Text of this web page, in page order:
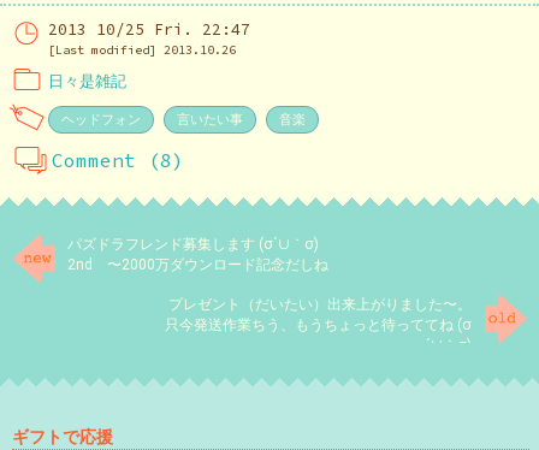
2013 10/25 Fri. 22:47
[Last modified] 2013.10.26
日々是雑記
ヘッドフォン 言いたい事 音楽
Comment (8)
パズドラフレンド募集します (σ´∪｀σ)
2nd 〜2000万ダウンロード記念だしね
プレゼント（だいたい）出来上がりました〜。
只今発送作業ちう、もうちょっと待っててね (σ
´∪｀σ)
ギフトで応援